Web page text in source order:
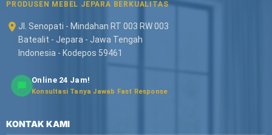
PRODUSEN MEBEL JEPARA BERKUALITAS
Jl. Senopati - Mindahan RT 003 RW 003
Batealit - Jepara - Jawa Tengah
Indonesia - Kodepos 59461
Online 24 Jam!
Konsultasi Tanya Jawab Fast Response
KONTAK KAMI